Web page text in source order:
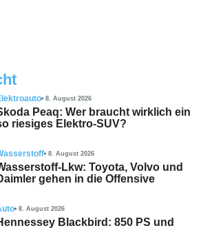
8. August 2026
Peaq: Wer braucht wirklich ein
riesiges Elektro-SUV?
8. August 2026
Lkw: Toyota, Volvo und
gehen in die Offensive
8. August 2026
Blackbird: 850 PS und